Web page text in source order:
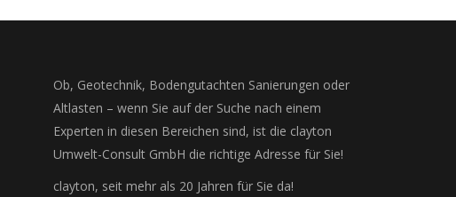
Ob, Geotechnik, Bodengutachten Sanierungen oder
Altlasten – wenn Sie auf der Suche nach einem
Experten in diesen Bereichen sind, ist die clayton
Umwelt-Consult GmbH die richtige Adresse für Sie!
clayton, seit mehr als 20 Jahren für Sie da!